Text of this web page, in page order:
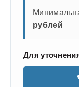
рублей
Для